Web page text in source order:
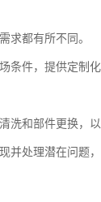
求都有所不同。
条件，提供定制
洗和部件更换，
并处理潜在问题